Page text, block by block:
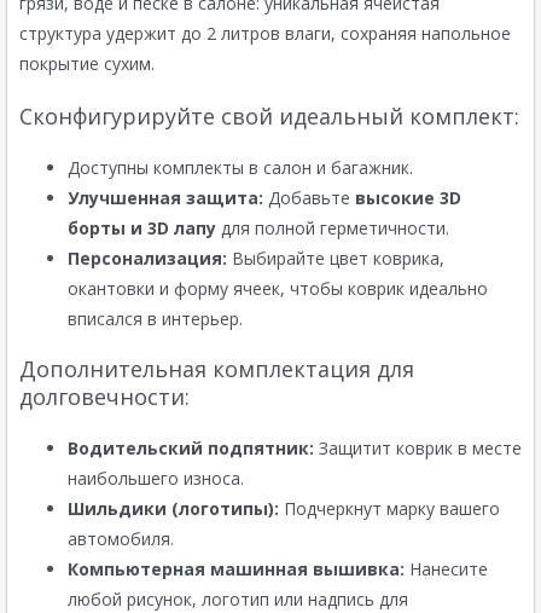
структура удержит до 2 литров влаги, сохраняя напольное
покрытие сухим.
Сконфигурируйте свой идеальный комплект:
Доступны комплекты в салон и багажник.
Улучшенная защита: Добавьте высокие 3D
борты и 3D лапу для полной герметичности.
Персонализация: Выбирайте цвет коврика,
окантовки и форму ячеек, чтобы коврик идеально
вписался в интерьер.
Дополнительная комплектация для
долговечности:
Водительский подпятник: Защитит коврик в месте
наибольшего износа.
Шильдики (логотипы): Подчеркнут марку вашего
автомобиля.
Компьютерная машинная вышивка: Нанесите
любой рисунок, логотип или надпись для